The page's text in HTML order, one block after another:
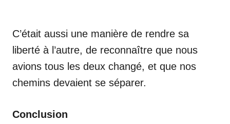
C’était aussi une manière de rendre sa
liberté à l’autre, de reconnaître que nous
avions tous les deux changé, et que nos
chemins devaient se séparer.
Conclusion